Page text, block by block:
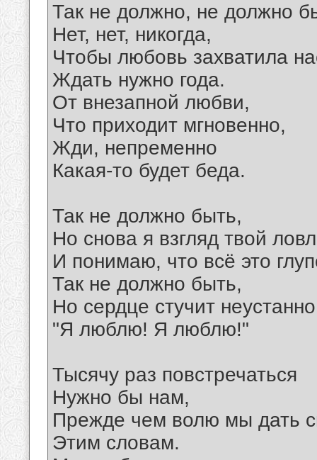
Так не должно, не должно
Нет, нет, никогда,
Чтобы любовь захватила
Ждать нужно года.
От внезапной любви,
Что приходит мгновенно,
Жди, непременно
Какая-то будет беда.
Так не должно быть,
Но снова я взгляд твой
И понимаю, что всё это
Так не должно быть,
Но сердце стучит
"Я люблю! Я люблю!"
Тысячу раз повстречаться
Нужно бы нам,
Прежде чем волю мы дать
Этим словам.